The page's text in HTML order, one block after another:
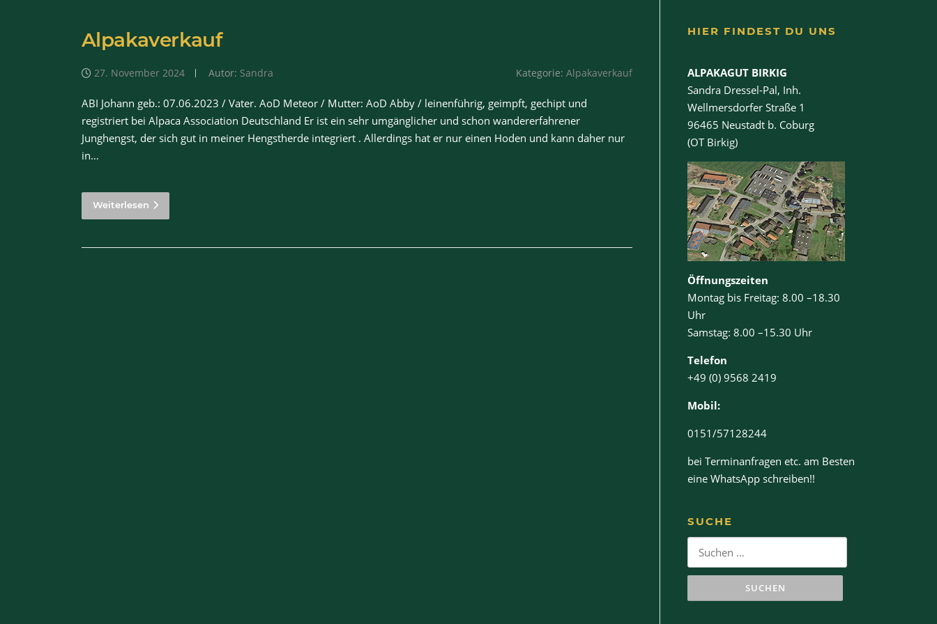
Alpakaverkauf
27. November 2024 Autor: Sandra Kategorie: Alpakaverkauf
ABI Johann geb.: 07.06.2023 / Vater. AoD Meteor / Mutter: AoD Abby / leinenführig, geimpft, gechipt und
registriert bei Alpaca Association Deutschland Er ist ein sehr umgänglicher und schon wandererfahrener
Junghengst, der sich gut in meiner Hengstherde integriert . Allerdings hat er nur einen Hoden und kann daher nur
in…
Weiterlesen
HIER FINDEST DU UNS
ALPAKAGUT BIRKIG
Sandra Dressel-Pal, Inh.
Wellmersdorfer Straße 1
96465 Neustadt b. Coburg
(OT Birkig)
Öffnungszeiten
Montag bis Freitag: 8.00 –18.30
Uhr
Samstag: 8.00 –15.30 Uhr
Telefon
+49 (0) 9568 2419
Mobil:
0151/57128244
bei Terminanfragen etc. am Besten
eine WhatsApp schreiben!!
SUCHE
Suchen